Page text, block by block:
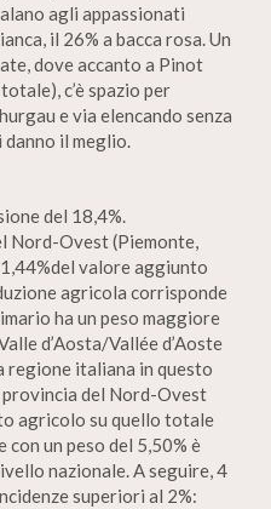
agli appassionati
il 26% a bacca rosa. Un
dove accanto a Pinot
c’è spazio per
e via elencando senza
danno il meglio.
del 18,4%.
Nord-Ovest (Piemonte,
valore aggiunto
agricola corrisponde
ha un peso maggiore
d’Aosta/Vallée d’Aoste
regione italiana in questo
del Nord-Ovest
agricolo su quello totale
con un peso del 5,50% è
nazionale. A seguire, 4
superiori al 2%: